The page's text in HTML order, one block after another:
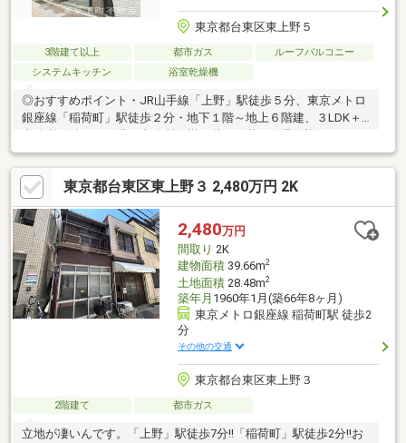
東京都台東区東上野５
3階建て以上 都市ガス
ルーフバルコニー
システムキッチン
浴室乾燥機
◎おすすめポイント・JR山手線「上野」駅徒歩５分、東京メトロ
銀座線「稲荷町」駅徒歩２分・地下１階～地上６階建、３LDK＋
エレベーター設置済(地下１階～３階)で移動もスムーズ・自己使
用と収益活用を両立できる事業用不動産・前面道路約３３ｍの開
放感ある立地で視認性良好♪・上野・浅草エリアを生活圏とする好
アクセス※民泊不可となります■資料請求・資金計画のご相談等は
お気軽にお問い合わせください！■お問い合わせは【フリーダイ
ヤル：０１２０ー９９８ー１１８】までお気軽にどうぞ♪
東京都台東区東上野３ 2,480万円 2K
2,480万円
間取り 2K
建物面積39.66m2
土地面積28.48m2
築年月 1960年1月(築66年8ヶ月)
東京メトロ銀座線 稲荷町駅 徒歩2
分
その他の交通
東京都台東区東上野３
2階建て 都市ガス
立地が凄いんです。「上野」駅徒歩7分!!「稲荷町」駅徒歩2分!!お